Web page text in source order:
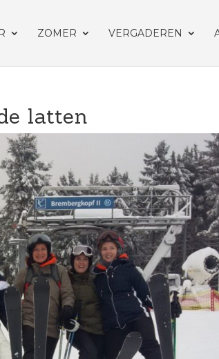
ZOMER VERGADEREN
latten